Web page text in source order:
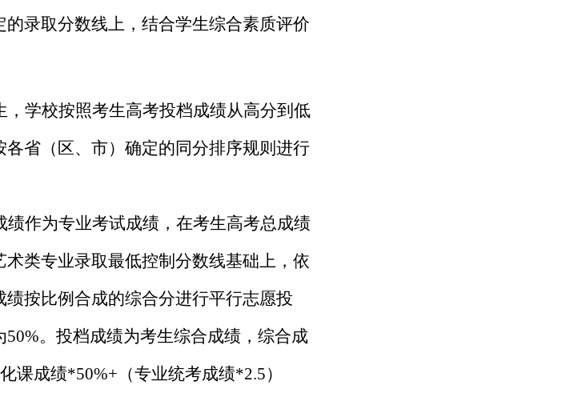
的录取分数线上 ， 结合学生综合素质评价
，学校按照考生高考投档成绩从高分到低
省（区、市）确定的同分排序规则进行
作为专业考试成绩，在考生高考总成绩
类专业录取最低控制分数线基础上，依
绩按比例合成的综合分进行平行志愿投
50%。投档成绩为考生综合成绩，综合成
课成绩*50%+ （专业统考成绩*2.5）